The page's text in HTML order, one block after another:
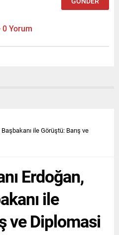
0 Yorum
ile Görüştü: Barış ve
Erdoğan,
ile
ve Diplomasi